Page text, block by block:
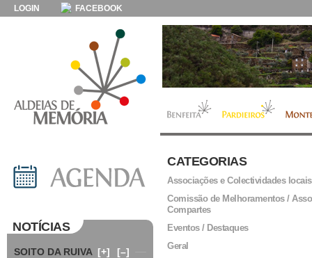
LOGIN FACEBOOK
CATEGORIAS
Associações e Colectividades locais
Comissão de Melhoramentos /
Compartes
Eventos / Destaques
Geral
NOTÍCIAS
SOITO DA RUIVA [+] [–]